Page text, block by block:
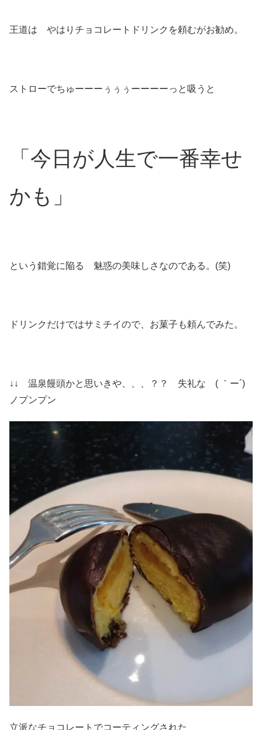
王道は やはりチョコレートドリンクを頼むがお勧め。
ストローでちゅーーーぅぅぅーーーーっと吸うと
「今日が人生で一番幸せ
かも」
という錯覚に陥る 魅惑の美味しさなのである。(笑)
ドリンクだけではサミチイので、お菓子も頼んでみた。
↓↓ 温泉饅頭かと思いきや、、、？？ 失礼な ( ｀ー´)
ノプンプン
立派なチョコレートでコーティングされた